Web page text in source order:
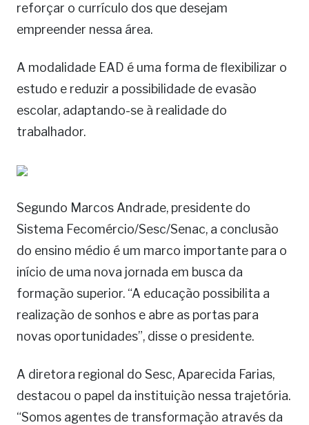
reforçar o currículo dos que desejam
empreender nessa área.
A modalidade EAD é uma forma de flexibilizar o
estudo e reduzir a possibilidade de evasão
escolar, adaptando-se à realidade do
trabalhador.
Segundo Marcos Andrade, presidente do
Sistema Fecomércio/Sesc/Senac, a conclusão
do ensino médio é um marco importante para o
início de uma nova jornada em busca da
formação superior. “A educação possibilita a
realização de sonhos e abre as portas para
novas oportunidades”, disse o presidente.
A diretora regional do Sesc, Aparecida Farias,
destacou o papel da instituição nessa trajetória.
“Somos agentes de transformação através da